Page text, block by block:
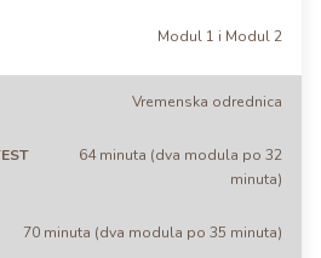
Modul 1 i Modul 2
Vremenska odrednica
64 minuta (dva modula po 32
minuta)
70 minuta (dva modula po 35 minuta)